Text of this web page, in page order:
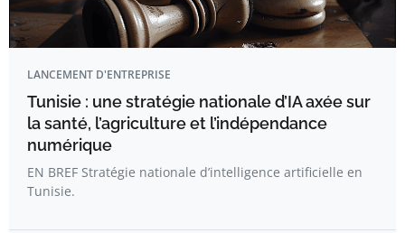
LANCEMENT D'ENTREPRISE
Tunisie : une stratégie nationale d’IA axée sur
la santé, l’agriculture et l’indépendance
numérique
EN BREF Stratégie nationale d’intelligence artificielle en
Tunisie.